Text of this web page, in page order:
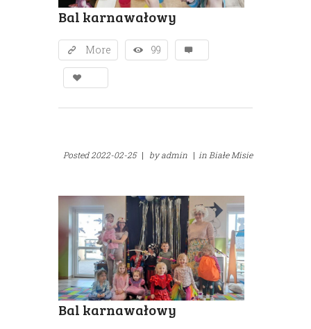
Bal karnawałowy
More 99
Posted2022-02-25 | byadmin | in Białe Misie
Bal karnawałowy